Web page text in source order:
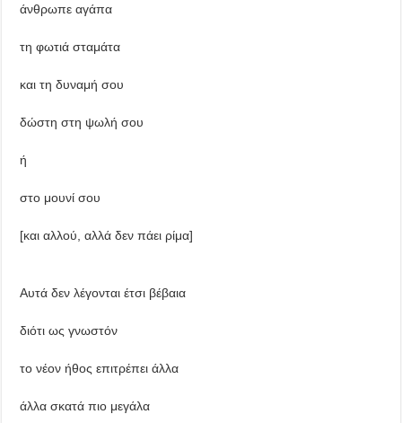
άνθρωπε αγάπα
τη φωτιά σταμάτα
και τη δυναμή σου
δώστη στη ψωλή σου
ή
στο μουνί σου
[και αλλού, αλλά δεν πάει ρίμα]
Αυτά δεν λέγονται έτσι βέβαια
διότι ως γνωστόν
το νέον ήθος επιτρέπει άλλα
άλλα σκατά πιο μεγάλα